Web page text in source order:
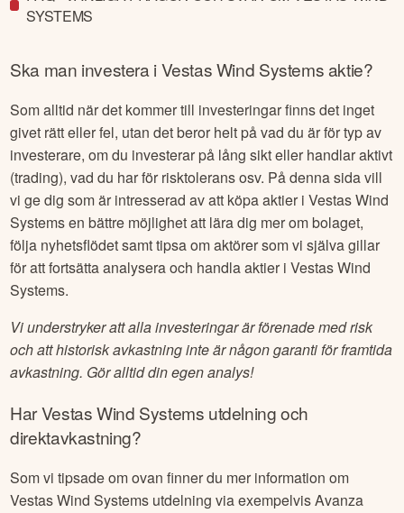
SYSTEMS
Ska man investera iVestas Wind Systemsaktie?
Som alltid när det kommer till investeringar finns det inget
givet rätt eller fel, utan det beror helt på vad du är för typ av
investerare, om du investerar på lång sikt eller handlar aktivt
(trading), vad du har för risktolerans osv. På denna sida vill
vi ge dig som är intresserad av att köpa aktier iVestas Wind
Systemsen bättre möjlighet att lära dig mer om bolaget,
följa nyhetsflödet samt tipsa om aktörer som vi själva gillar
för att fortsätta analysera och handla aktier iVestas Wind
Systems.
Vi understryker att alla investeringar är förenade med risk
och att historisk avkastning inte är någon garanti för framtida
avkastning. Gör alltid din egen analys!
HarVestas Wind Systems utdelning och
direktavkastning?
Som vi tipsade om ovan finner du mer information om
Vestas Wind Systems utdelning via exempelvis Avanza